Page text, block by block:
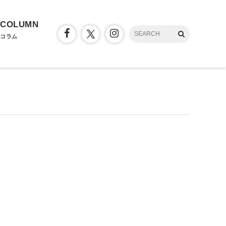
COLUMN
コラム